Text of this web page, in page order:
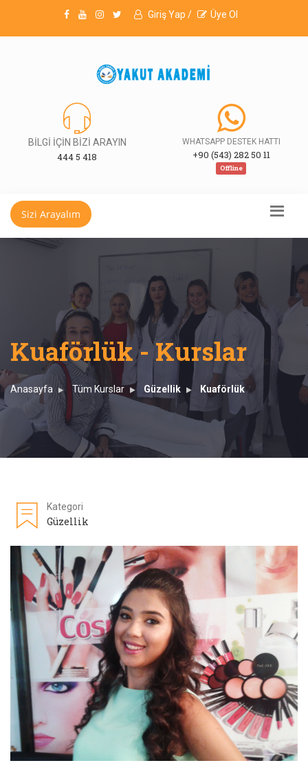
Giriş Yap / Üye Ol
BİLGİ İÇİN BİZİ ARAYIN
444 5 418
WHATSAPP DESTEK HATTI
+90 (543) 282 50 11
Offline
Sizi Arayalım
Kuaförlük - Kurslar
Anasayfa Tüm Kurslar Güzellik Kuaförlük
Kategori
Güzellik